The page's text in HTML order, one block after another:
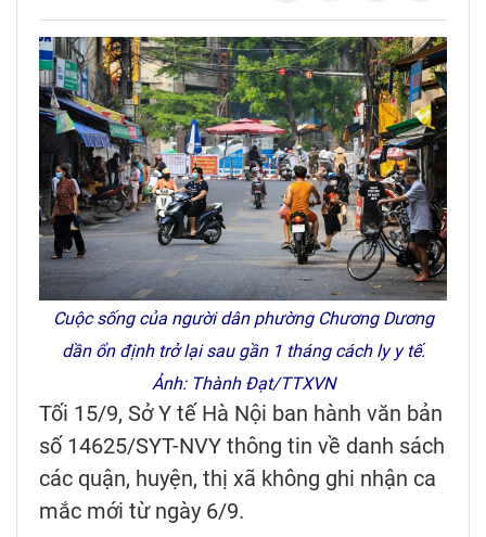
Cuộc sống của người dân phường Chương Dương
dần ổn định trở lại sau gần 1 tháng cách ly y tế.
Ảnh: Thành Đạt/TTXVN
Tối 15/9, Sở Y tế Hà Nội ban hành văn bản
số 14625/SYT-NVY thông tin về danh sách
các quận, huyện, thị xã không ghi nhận ca
mắc mới từ ngày 6/9.